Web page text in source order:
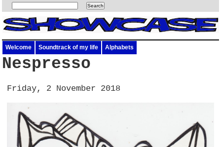
Welcome Soundtrack of my life Alphabets
Nespresso
Friday, 2 November 2018